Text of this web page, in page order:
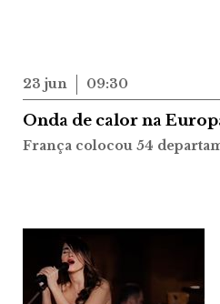
23 jun 09:30
Onda de calor na
França colocou 54